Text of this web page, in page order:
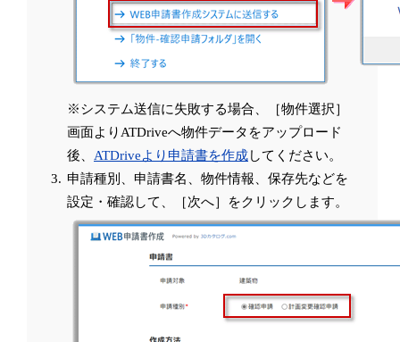
※システム送信に失敗する場合、［物件選択］
画面よりATDriveへ物件データをアップロード
後、 ATDriveより申請書を作成してください。
申請種別、申請書名、物件情報、保存先などを
設定・確認して、［次へ］をクリックします。